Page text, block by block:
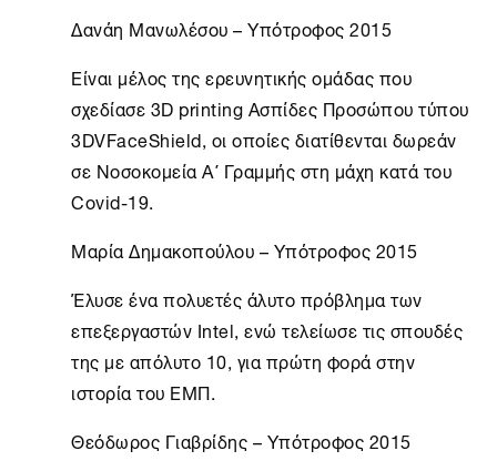
Δανάη Μανωλέσου – Υπότροφος 2015
Είναι μέλος της ερευνητικής ομάδας που
σχεδίασε 3D printing Ασπίδες Προσώπου τύπου
3DVFaceShield, οι οποίες διατίθενται δωρεάν
σε Νοσοκομεία Α΄ Γραμμής στη μάχη κατά του
Covid-19.
Μαρία Δημακοπούλου – Υπότροφος 2015
Έλυσε ένα πολυετές άλυτο πρόβλημα των
επεξεργαστών Intel, ενώ τελείωσε τις σπουδές
της µε απόλυτο 10, για πρώτη φορά στην
ιστορία του ΕΜΠ.
Θεόδωρος Γιαβρίδης – Υπότροφος 2015